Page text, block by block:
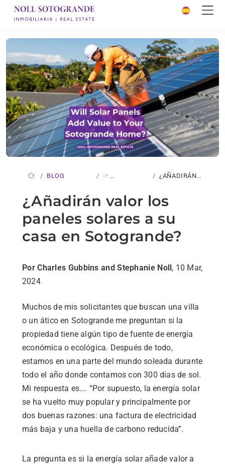
BLOG
☞
¿AÑADIRÁN
PANELES…
¿Añadirán valor los
paneles solares a su
casa en Sotogrande?
Por Charles Gubbins and Stephanie Noll, 10 Mar,
2024
Muchos de mis solicitantes que buscan una villa
o un ático en Sotogrande me preguntan si la
propiedad tiene algún tipo de fuente de energía
económica o ecológica. Después de todo,
estamos en una parte del mundo soleada durante
todo el año donde contamos con 300 días de sol.
Mi respuesta es…. “Por supuesto, la energía solar
se ha vuelto muy popular y principalmente por
dos buenas razones: una factura de electricidad
más baja y una huella de carbono reducida”.
La pregunta es si la energía solar añade valor a